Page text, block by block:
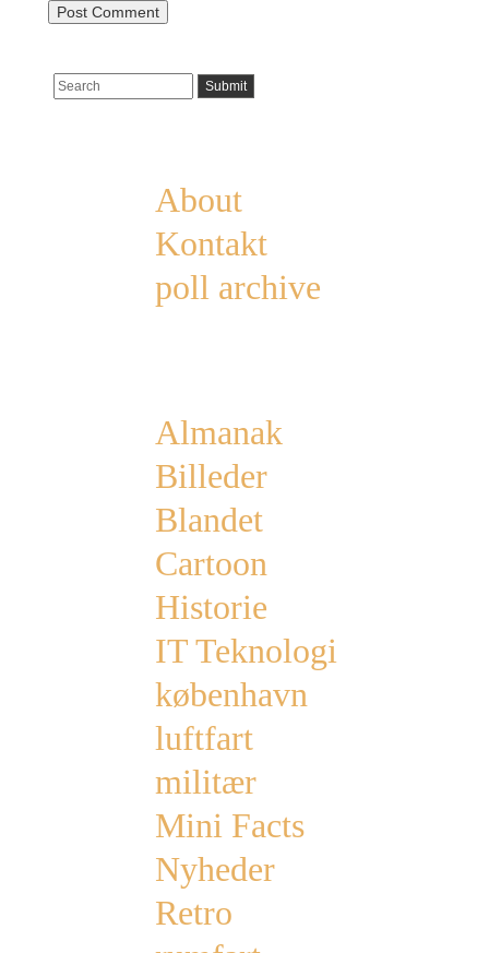
About
Kontakt
poll archive
Almanak
Billeder
Blandet
Cartoon
Historie
IT Teknologi
københavn
luftfart
militær
Mini Facts
Nyheder
Retro